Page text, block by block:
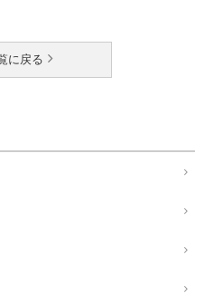
に戻る